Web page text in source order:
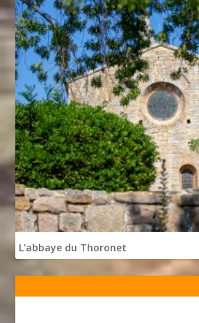
L'abbaye du Thoronet